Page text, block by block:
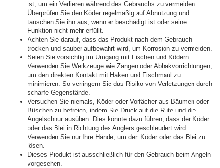
ist, um ein Verlieren während des Gebrauchs zu vermeiden.
Überprüfen Sie den Köder regelmäßig auf Abnutzung und
tauschen Sie ihn aus, wenn er beschädigt ist oder seine
Funktion nicht mehr erfüllt.
Achten Sie darauf, dass das Produkt nach dem Gebrauch
trocken und sauber aufbewahrt wird, um Korrosion zu vermeiden.
Seien Sie vorsichtig im Umgang mit Fischen und Ködern.
Verwenden Sie Werkzeuge wie Zangen oder Abhakvorrichtungen,
um den direkten Kontakt mit Haken und Fischmaul zu
minimieren. So verringern Sie das Risiko von Verletzungen durch
scharfe Gegenstände.
Versuchen Sie niemals, Köder oder Vorfächer aus Bäumen oder
Büschen zu befreien, indem Sie Druck auf die Rute und die
Angelschnur ausüben. Dies könnte dazu führen, dass der Köder
oder das Blei in Richtung des Anglers geschleudert wird.
Verwenden Sie nur Ihre Hände, um den Köder oder das Blei zu
lösen.
Dieses Produkt ist ausschließlich für den Gebrauch beim Angeln
vorgesehen.